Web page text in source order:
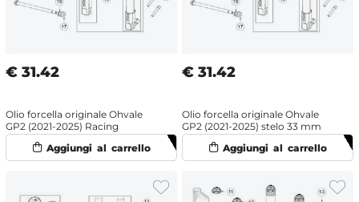
€ 31.42
Olio forcella originale Ohvale
GP2 (2021-2025) Racing
€ 31.42
Olio forcella originale Ohvale
GP2 (2021-2025) stelo 33 mm